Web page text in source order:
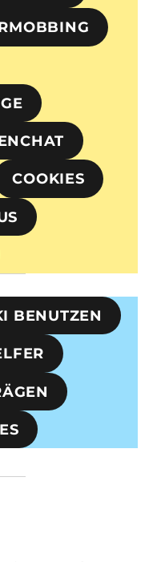
COOKIES
BENUTZEN